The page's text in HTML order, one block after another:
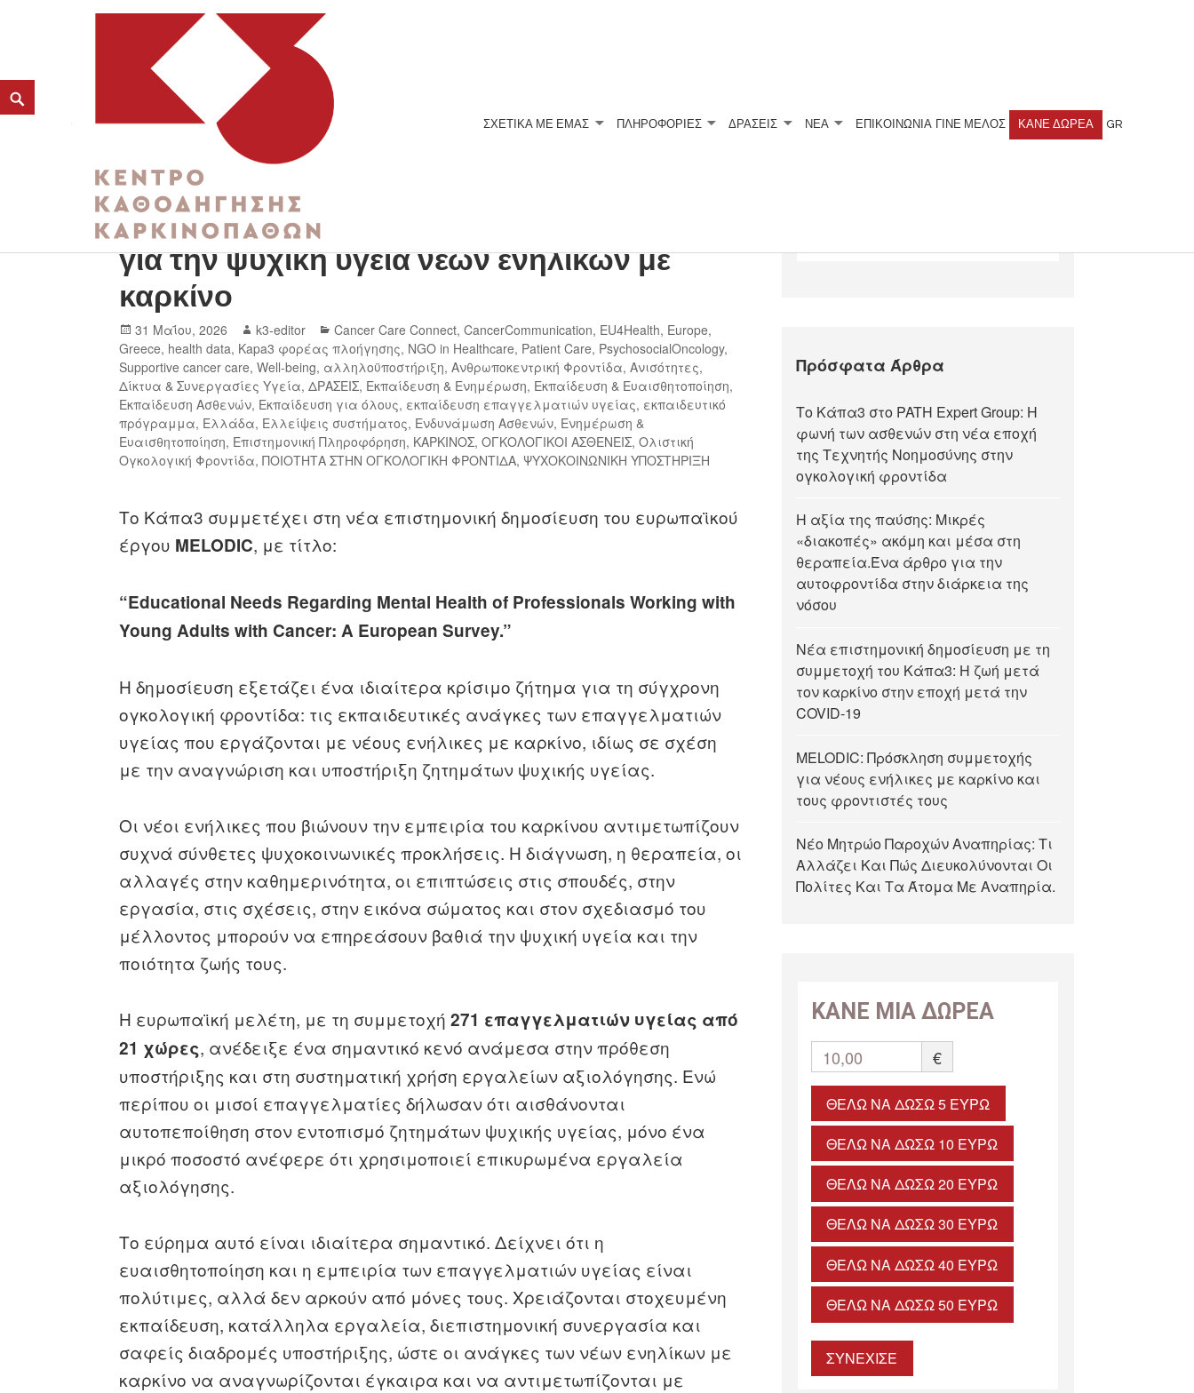
K3
ΚΕΝΤΡΟ ΚΑΘΟΔΗΓΗΣΗΣ ΚΑΡΚΙΝΟΠΑΘΩΝ
ΣΧΕΤΙΚΆ ΜΕ ΕΜΆΣ ΠΛΗΡΟΦΟΡΙΕΣ ΔΡΑΣΕΙΣ ΝΕΑ ΕΠΙΚΟΙΝΩΝΙΑ ΓΊΝΕ ΜΈΛΟΣ ΚΆΝΕ ΔΩΡΕΆ GR
Νέα ευρωπαϊκή επιστημονική δημοσίευση
για την ψυχική υγεία νέων ενηλίκων με
καρκίνο
31 Μαΐου, 2026 k3-editor Cancer Care Connect,CancerCommunication, EU4Health, Europe,
Greece, health data, Kapa3 φορέας πλοήγησης, NGO in Healthcare, Patient Care, PsychosocialOncology,
Supportive cancer care,Well-being, αλληλοϋποστήριξη,Ανθρωποκεντρική Φροντίδα,Ανισότητες,
Δίκτυα & Συνεργασίες Υγεία,ΔΡΑΣΕΙΣ, Εκπαίδευση & Ενημέρωση, Εκπαίδευση & Ευαισθητοποίηση,
Εκπαίδευση Ασθενών, Εκπαίδευση για όλους, εκπαίδευση επαγγελματιών υγείας, εκπαιδευτικό
πρόγραμμα, Ελλάδα, Ελλείψεις συστήματος, Ενδυνάμωση Ασθενών, Ενημέρωση &
Ευαισθητοποίηση, Επιστημονική Πληροφόρηση, ΚΑΡΚΙΝΟΣ,ΟΓΚΟΛΟΓΙΚΟΙ ΑΣΘΕΝΕΙΣ,Ολιστική
Ογκολογική Φροντίδα,ΠΟΙΟΤΗΤΑ ΣΤΗΝ ΟΓΚΟΛΟΓΙΚΗ ΦΡΟΝΤΙΔΑ, ΨΥΧΟΚΟΙΝΩΝΙΚΗ ΥΠΟΣΤΗΡΙΞΗ
Το Κάπα3 συμμετέχει στη νέα επιστημονική δημοσίευση του ευρωπαϊκού
έργου MELODIC, με τίτλο:
“Educational Needs Regarding Mental Health of Professionals Working with
Young Adults with Cancer: A European Survey.”
Η δημοσίευση εξετάζει ένα ιδιαίτερα κρίσιμο ζήτημα για τη σύγχρονη
ογκολογική φροντίδα: τις εκπαιδευτικές ανάγκες των επαγγελματιών
υγείας που εργάζονται με νέους ενήλικες με καρκίνο, ιδίως σε σχέση
με την αναγνώριση και υποστήριξη ζητημάτων ψυχικής υγείας.
Οι νέοι ενήλικες που βιώνουν την εμπειρία του καρκίνου αντιμετωπίζουν
συχνά σύνθετες ψυχοκοινωνικές προκλήσεις. Η διάγνωση, η θεραπεία, οι
αλλαγές στην καθημερινότητα, οι επιπτώσεις στις σπουδές, στην
εργασία, στις σχέσεις, στην εικόνα σώματος και στον σχεδιασμό του
μέλλοντος μπορούν να επηρεάσουν βαθιά την ψυχική υγεία και την
ποιότητα ζωής τους.
Η ευρωπαϊκή μελέτη, με τη συμμετοχή271 επαγγελματιών υγείας από
21 χώρες, ανέδειξε ένα σημαντικό κενό ανάμεσα στην πρόθεση
υποστήριξης και στη συστηματική χρήση εργαλείων αξιολόγησης. Ενώ
περίπου οι μισοί επαγγελματίες δήλωσαν ότι αισθάνονται
αυτοπεποίθηση στον εντοπισμό ζητημάτων ψυχικής υγείας, μόνο ένα
μικρό ποσοστό ανέφερε ότι χρησιμοποιεί επικυρωμένα εργαλεία
αξιολόγησης.
Το εύρημα αυτό είναι ιδιαίτερα σημαντικό. Δείχνει ότι η
ευαισθητοποίηση και η εμπειρία των επαγγελματιών υγείας είναι
πολύτιμες, αλλά δεν αρκούν από μόνες τους. Χρειάζονται στοχευμένη
εκπαίδευση, κατάλληλα εργαλεία, διεπιστημονική συνεργασία και
σαφείς διαδρομές υποστήριξης, ώστε οι ανάγκες των νέων ενηλίκων με
καρκίνο να αναγνωρίζονται έγκαιρα και να αντιμετωπίζονται με
Πρόσφατα Άρθρα
Tο Κάπα3 στο PATH Expert Group: Η
φωνή των ασθενών στη νέα εποχή
της Τεχνητής Νοημοσύνης στην
ογκολογική φροντίδα
Η αξία της παύσης: Μικρές
«διακοπές» ακόμη και μέσα στη
θεραπεία.Ένα άρθρο για την
αυτοφροντίδα στην διάρκεια της
νόσου
Νέα επιστημονική δημοσίευση με τη
συμμετοχή του Κάπα3: Η ζωή μετά
τον καρκίνο στην εποχή μετά την
COVID-19
MELODIC: Πρόσκληση συμμετοχής
για νέους ενήλικες με καρκίνο και
τους φροντιστές τους
Νέο Μητρώο Παροχών Αναπηρίας: Τι
Αλλάζει Και Πώς Διευκολύνονται Οι
Πολίτες Και Τα Άτομα Με Αναπηρία.
ΚΑΝΕ ΜΙΑ ΔΩΡΕΑ
10,00 €
ΘΈΛΩ ΝΑ ΔΏΣΩ 5 ΕΥΡΏ
ΘΈΛΩ ΝΑ ΔΏΣΩ 10 ΕΥΡΏ
ΘΈΛΩ ΝΑ ΔΏΣΩ 20 ΕΥΡΏ
ΘΈΛΩ ΝΑ ΔΏΣΩ 30 ΕΥΡΏ
ΘΈΛΩ ΝΑ ΔΏΣΩ 40 ΕΥΡΏ
ΘΈΛΩ ΝΑ ΔΏΣΩ 50 ΕΥΡΏ
ΣΥΝΕΧΙΣΕ